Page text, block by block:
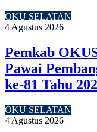
OKU SELATAN
4 Agustus 2026
Pemkab
Pawai
ke-81 Tahu
OKU SELATAN
4 Agustus 2026